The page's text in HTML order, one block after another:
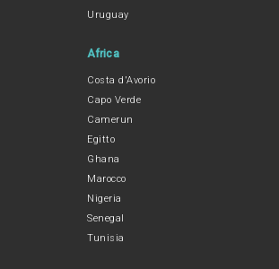
Uruguay
Africa
Costa d'Avorio
Capo Verde
Camerun
Egitto
Ghana
Marocco
Nigeria
Senegal
Tunisia